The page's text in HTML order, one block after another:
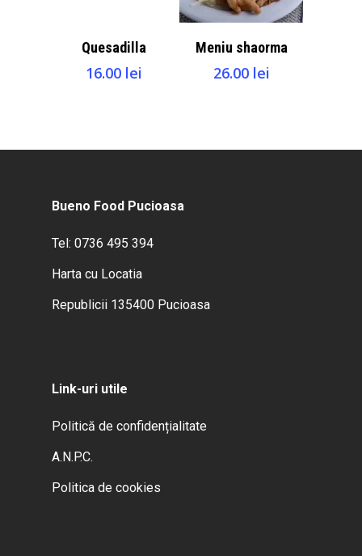
Adaugă La
Quesadilla
16.00 lei
Adaugă La
Meniu shaorma
26.00 lei
Bueno Food Pucioasa
Tel: 0736 495 394
Harta cu Locatia
Republicii 135400 Pucioasa
Link-uri utile
Politică de confidențialitate
A.N.P.C.
Politica de cookies